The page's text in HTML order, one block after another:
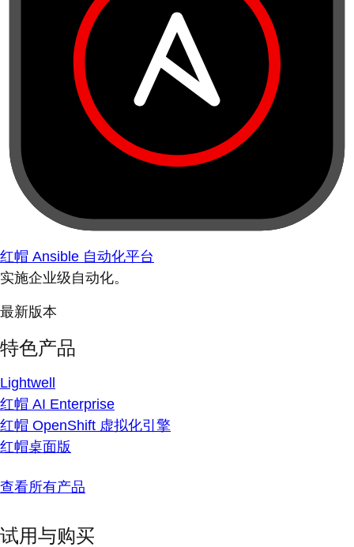
红帽 Ansible 自动化平台
实施企业级自动化。
最新版本
特色产品
Lightwell
红帽 AI Enterprise
红帽 OpenShift 虚拟化引擎
红帽桌面版
查看所有产品
试用与购买